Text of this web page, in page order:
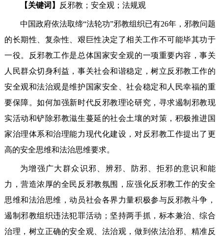
【关键词】 反邪教；安全观；法规观
中国政府依法取缔“法轮功”邪教组织已有26年，邪教问题
的长期性、复杂性、艰巨性决定了相关工作不可能毕其功于
一役。反邪教工作是总体国家安全观的一项重要内容，事关
人民群众切身利益，事关社会和谐稳定，树立反邪教工作的
安全观和法治观是维护国家安全、社会稳定和人民幸福的重
要保障。如何加强新时代反邪教理论研究，寻求遏制邪教现
实活动和铲除邪教滋生蔓延的社会土壤的对策，积极推进国
家治理体系和治理能力现代化建设，对反邪教工作提出了更
高的安全思维和法治思维要求。
为增强广大群众识邪、辨邪、防邪、拒邪的意识和能
力，营造浓厚的全民反邪教氛围，应强化反邪教工作的安全
思维和法治思维，动员社会各界力量积极参与反邪教斗争，
遏制邪教组织违法犯罪活动；坚持两手抓，标本兼治、综合
治理，树立正确的安全观、法治观，做到依法治邪、精准反